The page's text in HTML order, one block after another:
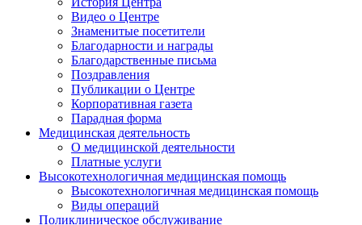
Видео о Центре
Знаменитые посетители
Благодарности и награды
Благодарственные письма
Поздравления
Публикации о Центре
Корпоративная газета
Парадная форма
Медицинская деятельность
О медицинской деятельности
Платные услуги
Высокотехнологичная медицинская помощь
Высокотехнологичная медицинская помощь
Виды операций
Поликлиническое обслуживание